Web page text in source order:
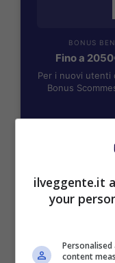
BONUS
Fino a
Per i nuovi utenti
Bonus
ilveggente.it
your
content